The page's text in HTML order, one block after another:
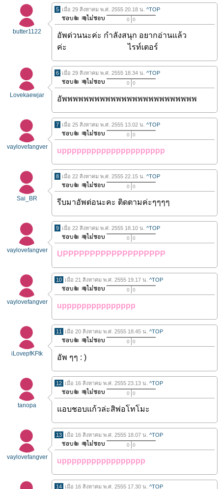
butter1122
5 เมื่อ 29 สิงหาคม พ.ศ. 2555 20.18 น. ^TOP
0 0
อัพด่วนนะค่ะ กำลังสนุก อยากอ่านแล้ว
ค่ะ ไรท์เตอร์
Lovekaewjar
6 เมื่อ 29 สิงหาคม พ.ศ. 2555 18.34 น. ^TOP
0 0
อัพพพพพพพพพพพพพพพพพพพพพพพพพ
vaylovefangver
7 เมื่อ 25 สิงหาคม พ.ศ. 2555 13.02 น. ^TOP
0 0
uppppppppppppppppppppp
Sai_BR
8 เมื่อ 22 สิงหาคม พ.ศ. 2555 22.15 น. ^TOP
0 0
รีบมาอัพต่อนะคะ ติดตามค่ะๆๆๆๆ
vaylovefangver
9 เมื่อ 22 สิงหาคม พ.ศ. 2555 18.10 น. ^TOP
0 0
UPPPPPPPPPPPPPPPPPPP
vaylovefangver
10 เมื่อ 21 สิงหาคม พ.ศ. 2555 19.17 น. ^TOP
0 0
uppppppppppppppp
iLovepfKFtk
11 เมื่อ 20 สิงหาคม พ.ศ. 2555 18.45 น. ^TOP
0 0
อัพ ๆๆ : )
tanopa
12 เมื่อ 16 สิงหาคม พ.ศ. 2555 23.13 น. ^TOP
0 0
แอบชอบแก้วล่ะสิพ่อโทโมะ
vaylovefangver
13 เมื่อ 16 สิงหาคม พ.ศ. 2555 18.07 น. ^TOP
0 0
uppppppppppppppppp
14 เมื่อ 16 สิงหาคม พ.ศ. 2555 17.30 น. ^TOP